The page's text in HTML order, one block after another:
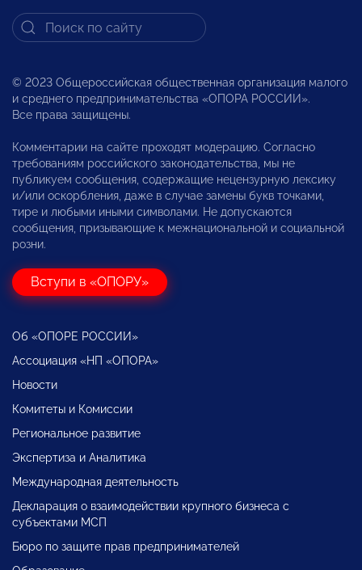
© 2023 Общероссийская общественная организация малого
и среднего предпринимательства «ОПОРА РОССИИ».
Все права защищены.
Комментарии на сайте проходят модерацию. Согласно
требованиям российского законодательства, мы не
публикуем сообщения, содержащие нецензурную лексику
и/или оскорбления, даже в случае замены букв точками,
тире и любыми иными символами. Не допускаются
сообщения, призывающие к межнациональной и социальной
розни.
Вступи в «ОПОРУ»
Об «ОПОРЕ РОССИИ»
Ассоциация «НП «ОПОРА»
Новости
Комитеты и Комиссии
Региональное развитие
Экспертиза и Аналитика
Международная деятельность
Декларация о взаимодействии крупного бизнеса с
субъектами МСП
Бюро по защите прав предпринимателей